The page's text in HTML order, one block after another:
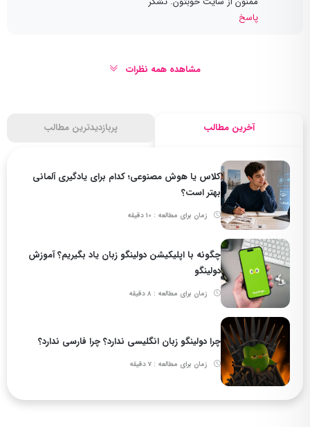
آخرین مطالب پربازدیدترین مطالب
کلاس یا هوش مصنوعی؛ کدام برای یادگیری آلمانی
بهتر است؟
زمان برای مطالعه : 10 دقیقه
چگونه با اپلیکیشن دولینگو زبان یاد بگیریم؟ آموزش
دولینگو
زمان برای مطالعه : 8 دقیقه
چرا دولینگو زبان انگلیسی ندارد؟ چرا فارسی ندارد؟
زمان برای مطالعه : 7 دقیقه
پاسخ
مشاهده همه نظرات